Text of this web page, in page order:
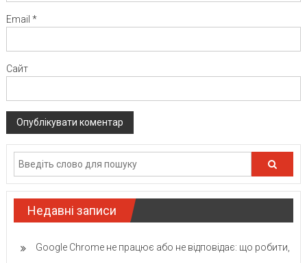
Email *
Сайт
Недавні записи
Google Chrome не працює або не відповідає: що робити,